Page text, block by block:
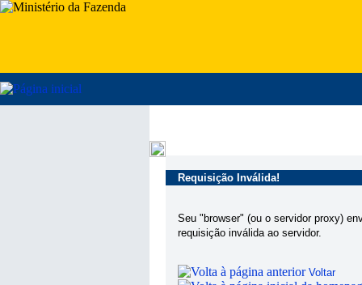
Requisição Inválida!
Seu "browser" (ou o servidor proxy)
requisição inválida ao servidor.
Voltar